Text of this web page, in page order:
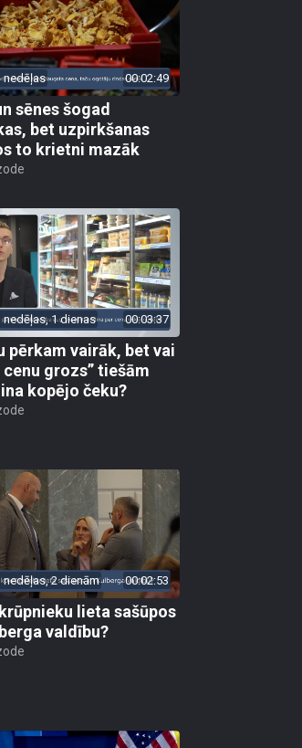
nedēļas 00:02:49
sēnes šogad
bet uzpirkšanas
to krietni mazāk
nedēļas, 1 dienas 00:03:37
pērkam vairāk, bet vai
cenu grozs” tiešām
kopējo čeku?
nedēļas, 2 dienām 00:02:53
lieta sašūpos
valdību?